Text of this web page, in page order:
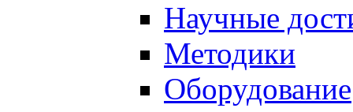
Научные
Методики
Оборудование